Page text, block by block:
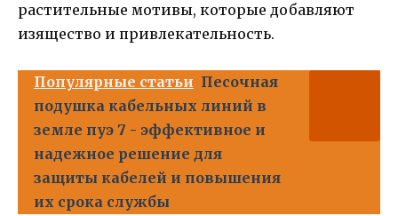
растительные мотивы, которые добавляют
изящество и привлекательность.
Популярные статьи Песочная
подушка кабельных линий в
земле пуэ 7 - эффективное и
надежное решение для
защиты кабелей и повышения
их срока службы